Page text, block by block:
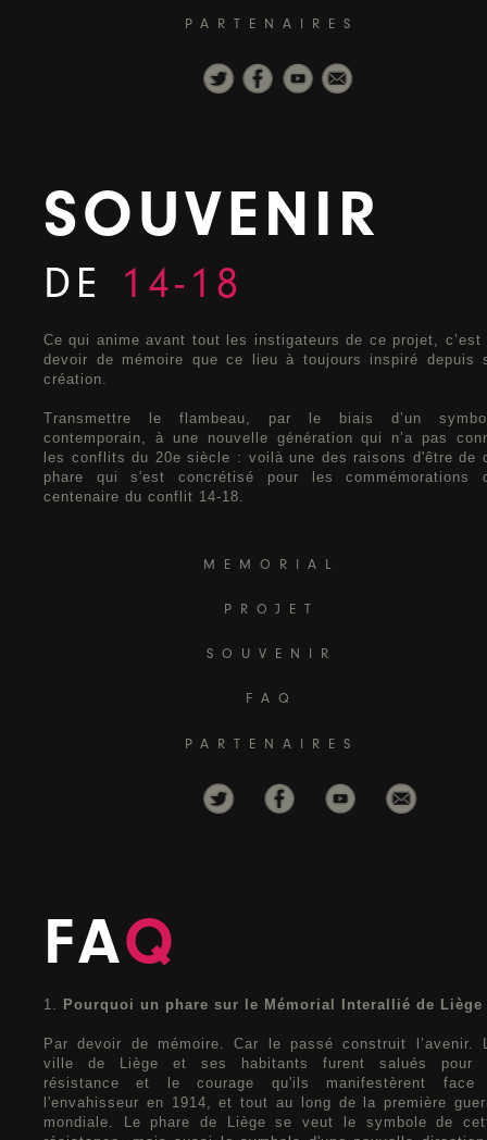
PARTENAIRES
SOUVENIR
DE 14-18
Ce qui anime avant tout les instigateurs de ce projet, c’est
devoir de mémoire que ce lieu à toujours inspiré depuis
création.
Transmettre le flambeau, par le biais d’un
contemporain, à une nouvelle génération qui n’a pas
les conflits du 20e siècle : voilà une des raisons d'être de
phare qui s'est concrétisé pour les commémorations
centenaire du conflit 14-18.
MEMORIAL
PROJET
SOUVENIR
FAQ
PARTENAIRES
FAQ
1. Pourquoi un phare sur le Mémorial Interallié de Liège
Par devoir de mémoire. Car le passé construit l’avenir.
ville de Liège et ses habitants furent salués pour
résistance et le courage qu'ils manifestèrent face
l'envahisseur en 1914, et tout au long de la première
mondiale. Le phare de Liège se veut le symbole de